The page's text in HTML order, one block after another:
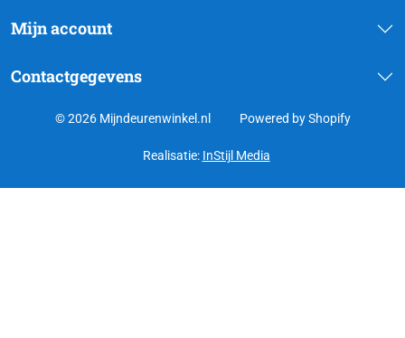
Mijn account
Contactgegevens
© 2026 Mijndeurenwinkel.nl Powered by Shopify
Realisatie: InStijl Media